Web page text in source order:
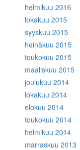
helmikuu 2016
lokakuu 2015
syyskuu 2015
heinäkuu 2015
toukokuu 2015
maaliskuu 2015
joulukuu 2014
lokakuu 2014
elokuu 2014
toukokuu 2014
helmikuu 2014
marraskuu 2013